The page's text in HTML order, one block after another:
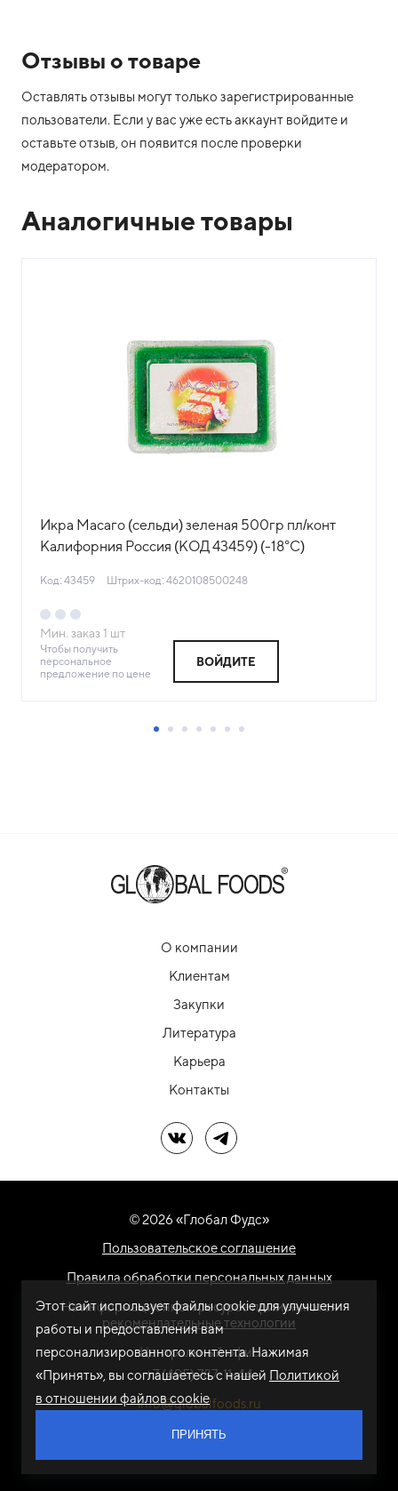
Отзывы о товаре
Оставлять отзывы могут только зарегистрированные
пользователи. Если у вас уже есть аккаунт войдите и
оставьте отзыв, он появится после проверки
модератором.
Аналогичные товары
Икра Масаго (сельди) зеленая 500гр пл/конт
Калифорния Россия (КОД 43459) (-18°С)
Код: 43459 Штрих-код: 4620108500248
Мин. заказ 1 шт
Чтобы получить
персональное
предложение по цене
ВОЙДИТЕ
О компании
Клиентам
Закупки
Литература
Карьера
Контакты
Мы в ВКМы в Telegram
© 2026 «Глобал Фудс»
Пользовательское соглашение
Правила обработки персональных данных
На информационном ресурсе применяются
рекомендательные технологии
Центральный офис
+7 (495) 787-11-44
info@globalfoods.ru
Этот сайт использует файлы cookie для улучшения
работы и предоставления вам
персонализированного контента. Нажимая
«Принять», вы соглашаетесь с нашей Политикой
в отношении файлов cookie
ПРИНЯТЬ